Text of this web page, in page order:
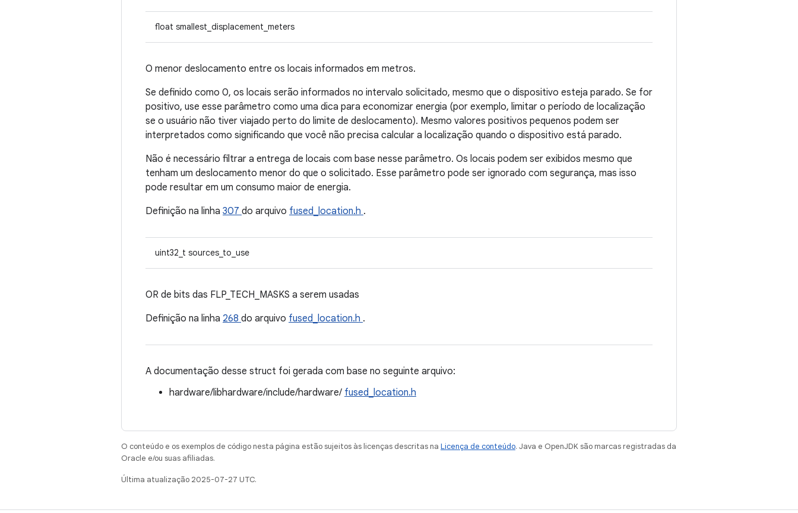
float smallest_displacement_meters
O menor deslocamento entre os locais informados em metros.
Se definido como 0, os locais serão informados no intervalo solicitado, mesmo que o dispositivo esteja parado. Se for
positivo, use esse parâmetro como uma dica para economizar energia (por exemplo, limitar o período de localização
se o usuário não tiver viajado perto do limite de deslocamento). Mesmo valores positivos pequenos podem ser
interpretados como significando que você não precisa calcular a localização quando o dispositivo está parado.
Não é necessário filtrar a entrega de locais com base nesse parâmetro. Os locais podem ser exibidos mesmo que
tenham um deslocamento menor do que o solicitado. Esse parâmetro pode ser ignorado com segurança, mas isso
pode resultar em um consumo maior de energia.
Definição na linha 307 do arquivo fused_location.h .
uint32_t sources_to_use
OR de bits das FLP_TECH_MASKS a serem usadas
Definição na linha 268 do arquivo fused_location.h .
A documentação desse struct foi gerada com base no seguinte arquivo:
hardware/libhardware/include/hardware/ fused_location.h
O conteúdo e os exemplos de código nesta página estão sujeitos às licenças descritas na Licença de conteúdo. Java e OpenJDK são marcas registradas da
Oracle e/ou suas afiliadas.
Última atualização 2025-07-27 UTC.